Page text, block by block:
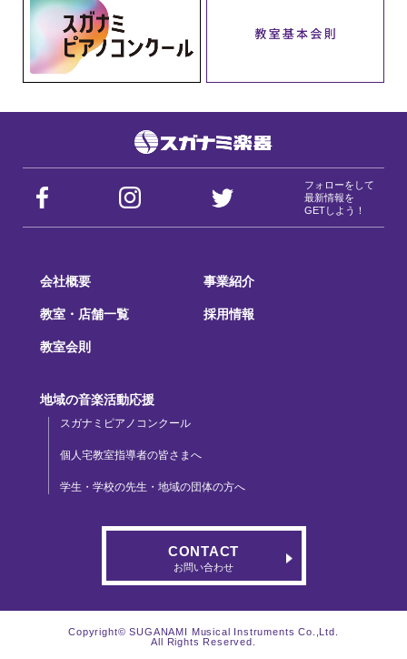
フォローをして
最新情報を
GETしよう！
会社概要 事業紹介
教室・店舗一覧 採用情報
教室会則
地域の音楽活動応援
スガナミピアノコンクール
個人宅教室指導者の皆さまへ
学生・学校の先生・地域の団体の方へ
CONTACT
お問い合わせ
Copyright© SUGANAMI Musical Instruments Co.,Ltd.
All Rights Reserved.